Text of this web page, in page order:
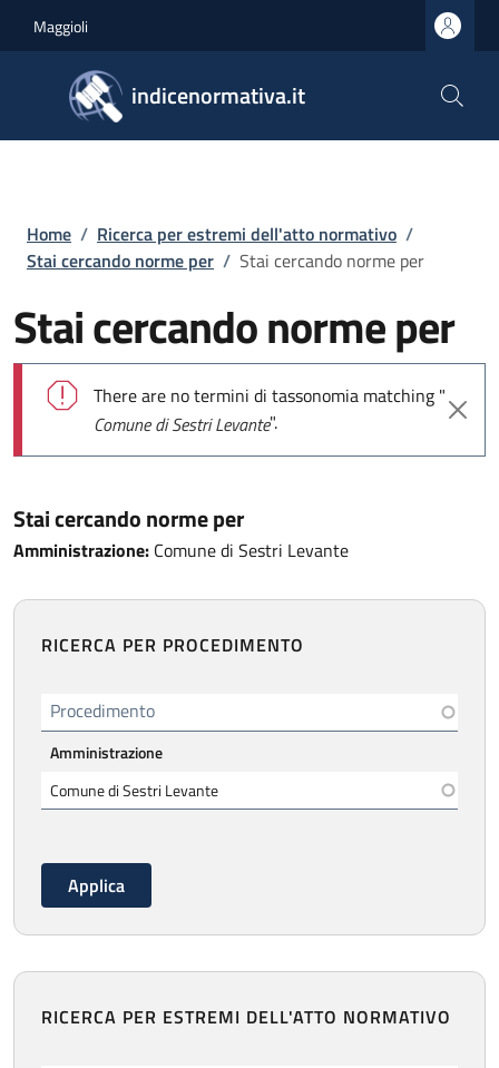
Maggioli
indicenormativa.it
Briciole di pane
Home / Ricerca per estremi dell'atto normativo /
Stai cercando norme per / Stai cercando norme per
Stai cercando norme per
Messaggio di errore
There are no termini di tassonomia matching "
Comune di Sestri Levante".
Stai cercando norme per
Amministrazione: Comune di Sestri Levante
RICERCA PER PROCEDIMENTO
Procedimento
Amministrazione
RICERCA PER ESTREMI DELL'ATTO NORMATIVO